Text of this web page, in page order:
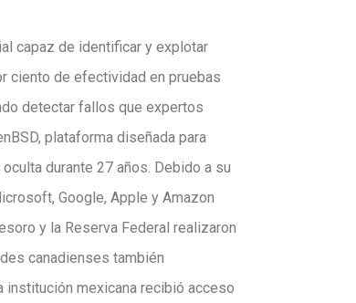
capaz de identificar y explotar
ciento de efectividad en pruebas
detectar fallos que expertos
plataforma diseñada para
durante 27 años. Debido a su
Google, Apple y Amazon
y la Reserva Federal realizaron
canadienses también
institución mexicana recibió acceso